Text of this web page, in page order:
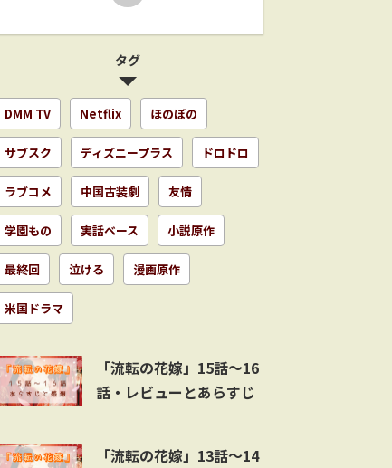
タグ
DMM TV Netflix ほのぼの
サブスク ディズニープラス ドロドロ
ラブコメ 中国古装劇 友情
学園もの 実話ベース 小説原作
最終回 泣ける 漫画原作
米国ドラマ
「流転の花嫁」15話～16
話・レビューとあらすじ
「流転の花嫁」13話～14